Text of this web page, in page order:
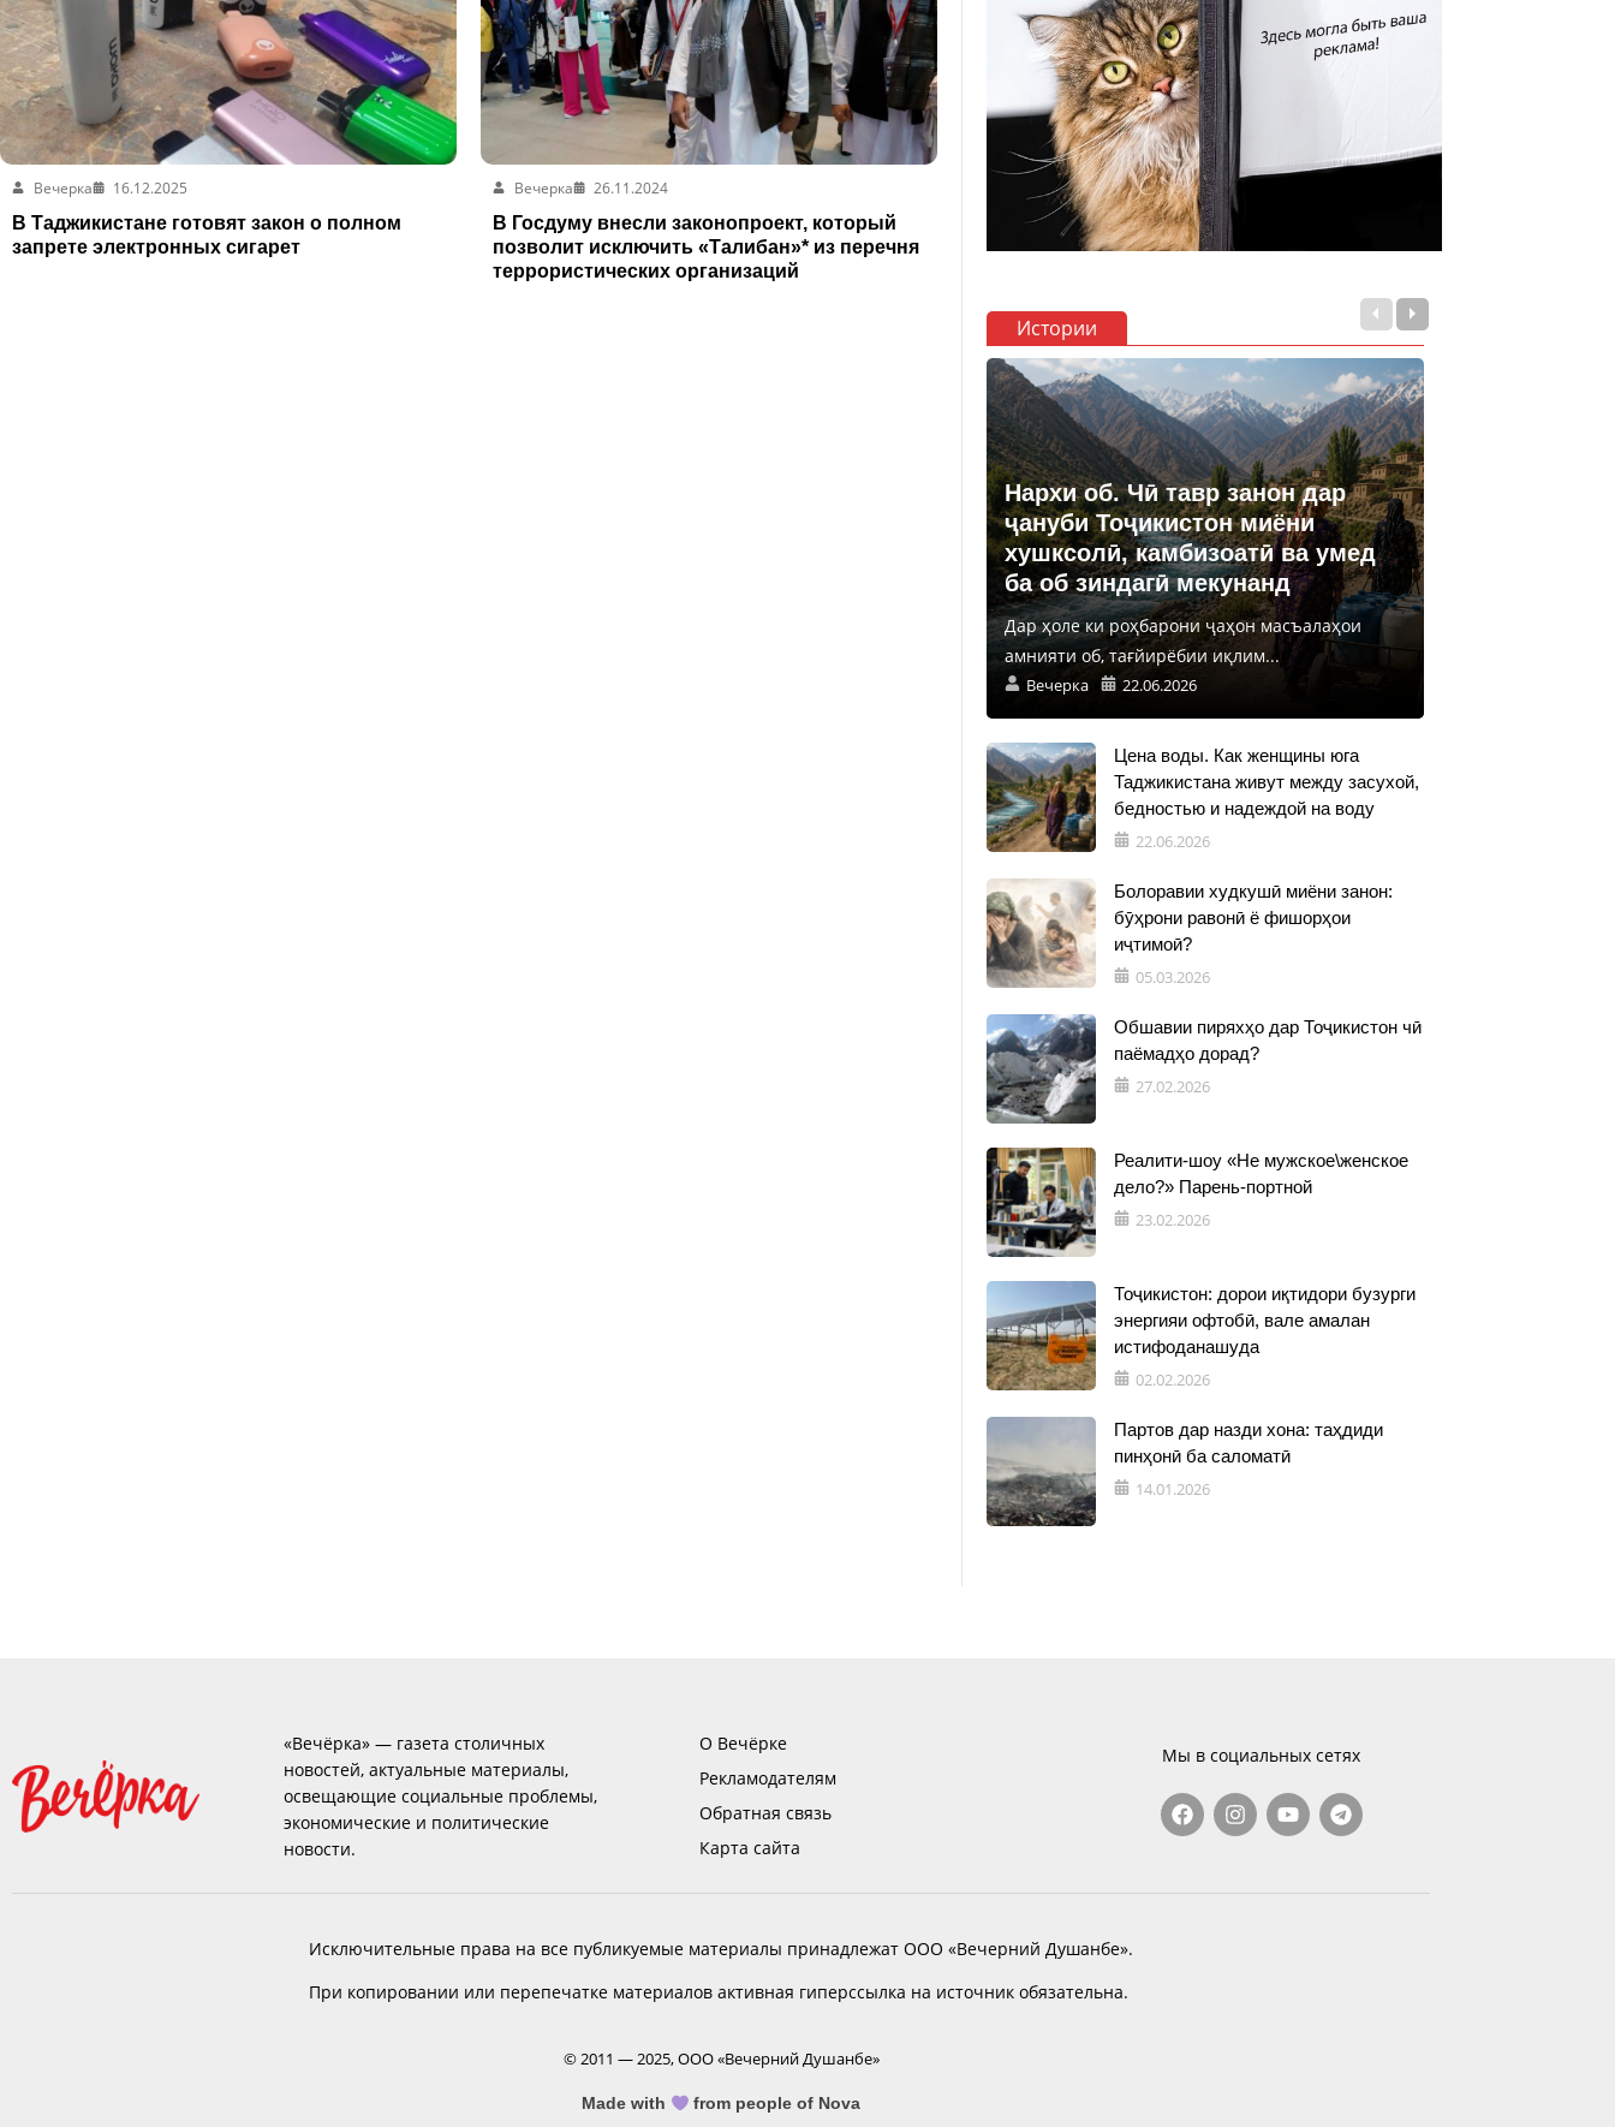
Вечерка
16.12.2025
В Таджикистане готовят закон о полном
запрете электронных сигарет
Вечерка
26.11.2024
В Госдуму внесли законопроект, который
позволит исключить «Талибан»* из перечня
террористических организаций
Истории
Нархи об. Чӣ тавр занон дар
ҷануби Тоҷикистон миёни
хушксолӣ, камбизоатӣ ва умед
ба об зиндагӣ мекунанд
Дар ҳоле ки роҳбарони ҷаҳон масъалаҳои
амнияти об, тағйирёбии иқлим...
Вечерка 22.06.2026
Цена воды. Как женщины юга
Таджикистана живут между засухой,
бедностью и надеждой на воду
22.06.2026
Болоравии худкушӣ миёни занон:
бӯҳрони равонӣ ё фишорҳои
иҷтимоӣ?
05.03.2026
Обшавии пиряхҳо дар Тоҷикистон чӣ
паёмадҳо дорад?
27.02.2026
Реалити-шоу «Не мужское\женское
дело?» Парень-портной
23.02.2026
Тоҷикистон: дорои иқтидори бузурги
энергияи офтобӣ, вале амалан
истифоданашуда
02.02.2026
Партов дар назди хона: таҳдиди
пинҳонӣ ба саломатӣ
14.01.2026
«Вечёрка» — газета столичных
новостей, актуальные материалы,
освещающие социальные проблемы,
экономические и политические
новости.
О Вечёрке
Рекламодателям
Обратная связь
Карта сайта
Мы в социальных сетях
Исключительные права на все публикуемые материалы принадлежат ООО «Вечерний Душанбе».
При копировании или перепечатке материалов активная гиперссылка на источник обязательна.
© 2011 — 2025, ООО «Вечерний Душанбе»
Made with from people of Nova